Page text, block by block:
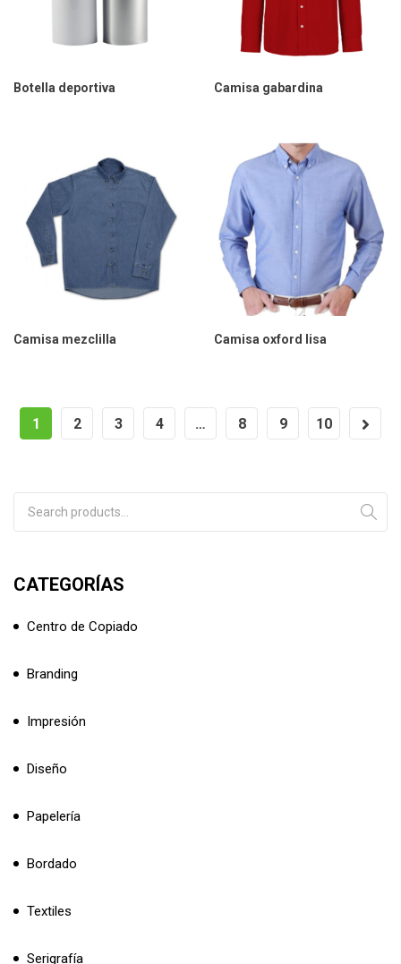
Botella deportiva Camisa gabardina
Camisa mezclilla Camisa oxford lisa
1 2 3 4 … 8 9 10
CATEGORÍAS
Centro de Copiado
Branding
Impresión
Diseño
Papelería
Bordado
Textiles
Serigrafía